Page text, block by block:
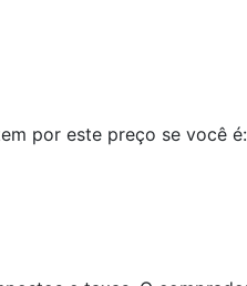
por este preço se você é: